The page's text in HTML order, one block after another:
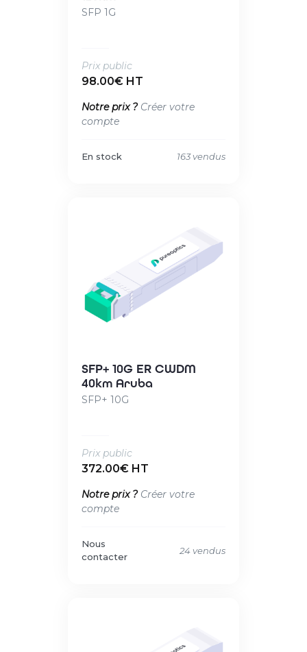
SFP 1G
Prix public
98.00€ HT
Notre prix ? Créer votre
compte
En stock 163 vendus
SFP+ 10G ER CWDM
40km Aruba
SFP+ 10G
Prix public
372.00€ HT
Notre prix ? Créer votre
compte
Nous
contacter
24 vendus